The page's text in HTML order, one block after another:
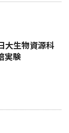
大生物資源科
実験